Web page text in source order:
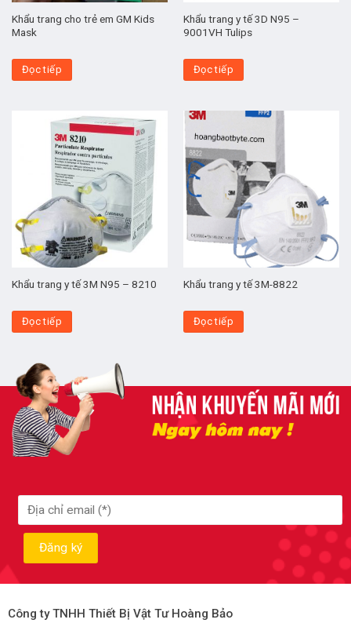
Khẩu trang cho trẻ em GM Kids
Mask
Đọc tiếp
Khẩu trang y tế 3D N95 –
9001VH Tulips
Đọc tiếp
Khẩu trang y tế 3M N95 – 8210
Đọc tiếp
Khẩu trang y tế 3M-8822
Đọc tiếp
Công ty TNHH Thiết Bị Vật Tư Hoàng Bảo